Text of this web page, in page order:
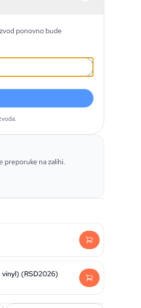
ponovno bude
preporuke na zalihi.
(RSD2026)